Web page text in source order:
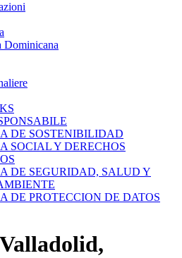
Dominicana
DE SOSTENIBILIDAD
SOCIAL Y DERECHOS
DE SEGURIDAD, SALUD Y
DE PROTECCION DE DATOS